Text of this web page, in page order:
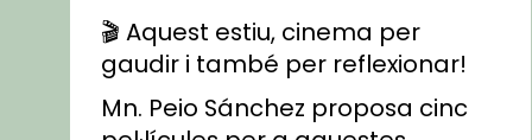
🎬 Aquest estiu, cinema per
gaudir i també per reflexionar!
Mn. Peio Sánchez proposa cinc